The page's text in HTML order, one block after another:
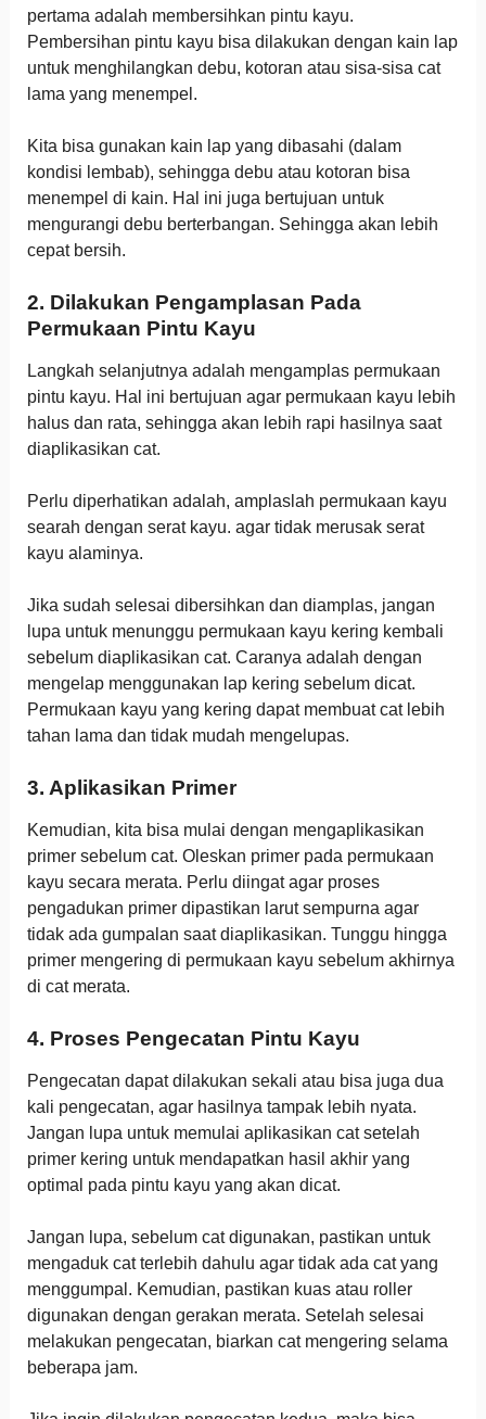
pertama adalah membersihkan pintu kayu.
Pembersihan pintu kayu bisa dilakukan dengan kain lap
untuk menghilangkan debu, kotoran atau sisa-sisa cat
lama yang menempel.
Kita bisa gunakan kain lap yang dibasahi (dalam
kondisi lembab), sehingga debu atau kotoran bisa
menempel di kain. Hal ini juga bertujuan untuk
mengurangi debu berterbangan. Sehingga akan lebih
cepat bersih.
2. Dilakukan Pengamplasan Pada
Permukaan Pintu Kayu
Langkah selanjutnya adalah mengamplas permukaan
pintu kayu. Hal ini bertujuan agar permukaan kayu lebih
halus dan rata, sehingga akan lebih rapi hasilnya saat
diaplikasikan cat.
Perlu diperhatikan adalah, amplaslah permukaan kayu
searah dengan serat kayu. agar tidak merusak serat
kayu alaminya.
Jika sudah selesai dibersihkan dan diamplas, jangan
lupa untuk menunggu permukaan kayu kering kembali
sebelum diaplikasikan cat. Caranya adalah dengan
mengelap menggunakan lap kering sebelum dicat.
Permukaan kayu yang kering dapat membuat cat lebih
tahan lama dan tidak mudah mengelupas.
3. Aplikasikan Primer
Kemudian, kita bisa mulai dengan mengaplikasikan
primer sebelum cat. Oleskan primer pada permukaan
kayu secara merata. Perlu diingat agar proses
pengadukan primer dipastikan larut sempurna agar
tidak ada gumpalan saat diaplikasikan. Tunggu hingga
primer mengering di permukaan kayu sebelum akhirnya
di cat merata.
4. Proses Pengecatan Pintu Kayu
Pengecatan dapat dilakukan sekali atau bisa juga dua
kali pengecatan, agar hasilnya tampak lebih nyata.
Jangan lupa untuk memulai aplikasikan cat setelah
primer kering untuk mendapatkan hasil akhir yang
optimal pada pintu kayu yang akan dicat.
Jangan lupa, sebelum cat digunakan, pastikan untuk
mengaduk cat terlebih dahulu agar tidak ada cat yang
menggumpal. Kemudian, pastikan kuas atau roller
digunakan dengan gerakan merata. Setelah selesai
melakukan pengecatan, biarkan cat mengering selama
beberapa jam.